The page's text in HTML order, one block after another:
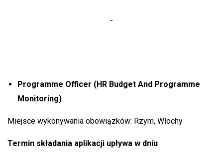
Programme Officer (HR Budget And Programme
Monitoring)
Miejsce wykonywania obowiązków: Rzym, Włochy
Termin składania aplikacji upływa w dniu